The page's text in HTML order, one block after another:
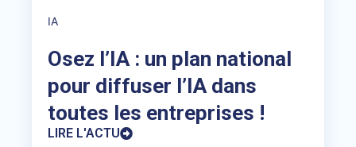
IA
Osez l’IA : un plan national
pour diffuser l’IA dans
toutes les entreprises !
LIRE L'ACTU